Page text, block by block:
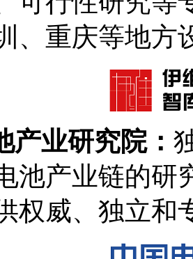
、重庆等地方
产业研究院：
池产业链的研
权威、独立和